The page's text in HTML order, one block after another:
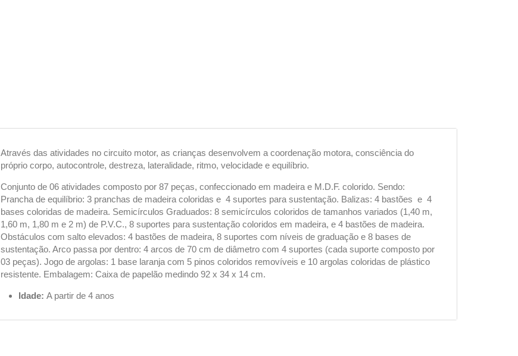
Através das atividades no circuito motor, as crianças desenvolvem a coordenação motora, consciência do
próprio corpo, autocontrole, destreza, lateralidade, ritmo, velocidade e equilíbrio.
Conjunto de 06 atividades composto por 87 peças, confeccionado em madeira e M.D.F. colorido. Sendo:
Prancha de equilíbrio: 3 pranchas de madeira coloridas e 4 suportes para sustentação. Balizas: 4 bastões e 4
bases coloridas de madeira. Semicírculos Graduados: 8 semicírculos coloridos de tamanhos variados (1,40 m,
1,60 m, 1,80 m e 2 m) de P.V.C., 8 suportes para sustentação coloridos em madeira, e 4 bastões de madeira.
Obstáculos com salto elevados: 4 bastões de madeira, 8 suportes com níveis de graduação e 8 bases de
sustentação. Arco passa por dentro: 4 arcos de 70 cm de diâmetro com 4 suportes (cada suporte composto por
03 peças). Jogo de argolas: 1 base laranja com 5 pinos coloridos removíveis e 10 argolas coloridas de plástico
resistente. Embalagem: Caixa de papelão medindo 92 x 34 x 14 cm.
Idade:A partir de 4 anos